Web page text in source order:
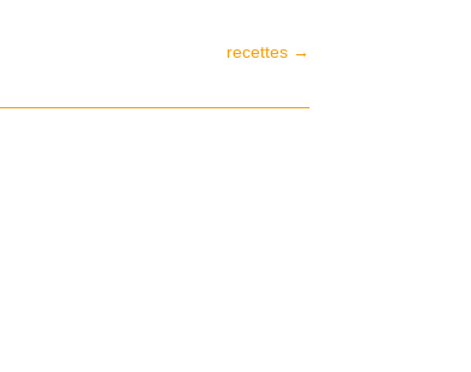
recettes→